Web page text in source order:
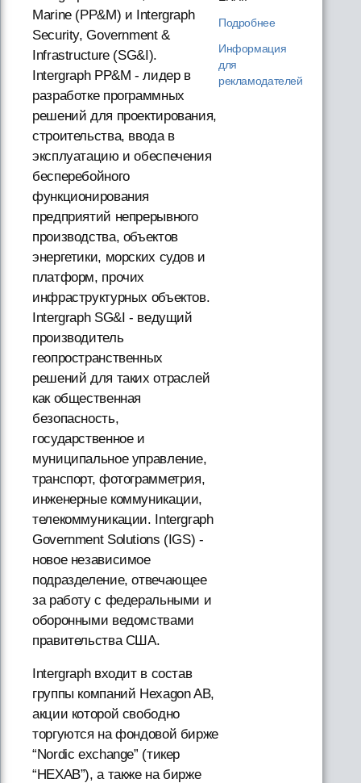
Marine (PP&M) и Intergraph
Security, Government &
Infrastructure (SG&I).
Intergraph PP&M - лидер в
разработке программных
решений для проектирования,
строительства, ввода в
эксплуатацию и обеспечения
бесперебойного
функционирования
предприятий непрерывного
производства, объектов
энергетики, морских судов и
платформ, прочих
инфраструктурных объектов.
Intergraph SG&I - ведущий
производитель
геопространственных
решений для таких отраслей
как общественная
безопасность,
государственное и
муниципальное управление,
транспорт, фотограмметрия,
инженерные коммуникации,
телекоммуникации. Intergraph
Government Solutions (IGS) -
новое независимое
подразделение, отвечающее
за работу с федеральными и
оборонными ведомствами
правительства США.
Intergraph входит в состав
группы компаний Hexagon AB,
акции которой свободно
торгуются на фондовой бирже
“Nordic exchange” (тикер
“HEXAB”), а также на бирже
Подробнее
Информация
для
рекламодателей